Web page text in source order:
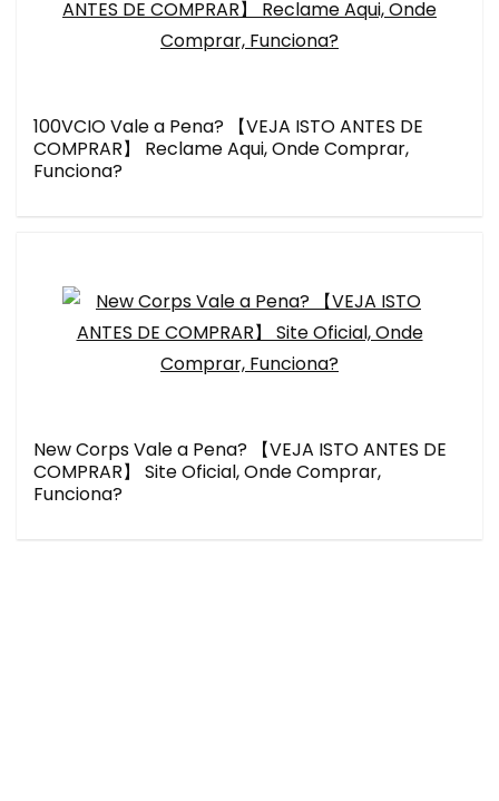
100VCIO Vale a Pena? 【VEJA ISTO ANTES DE
COMPRAR】 Reclame Aqui, Onde Comprar,
Funciona?
New Corps Vale a Pena? 【VEJA ISTO ANTES DE
COMPRAR】 Site Oficial, Onde Comprar,
Funciona?